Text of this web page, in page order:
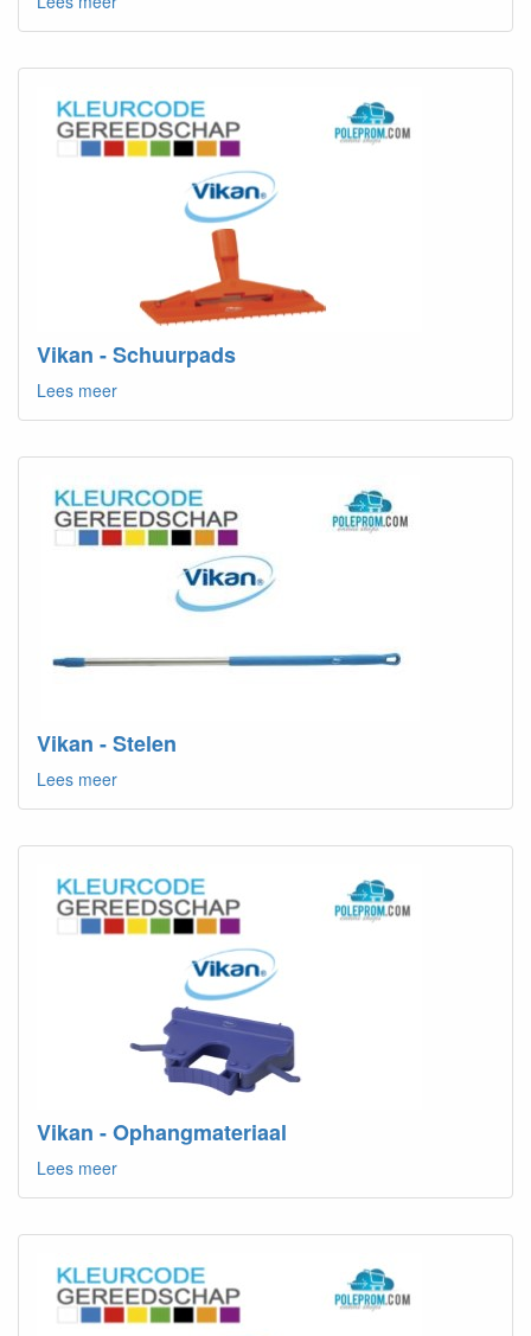
Vikan - Schuurpads
Lees meer
Vikan - Stelen
Lees meer
Vikan - Ophangmateriaal
Lees meer